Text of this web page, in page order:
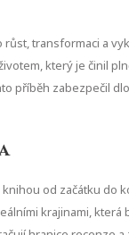
transformaci a
který je činil
příběh zabezpečil
od začátku do
krajinami,